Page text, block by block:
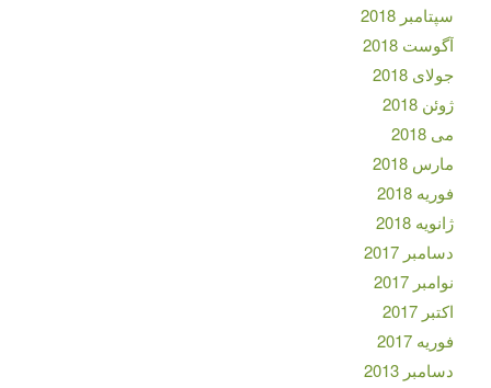
سپتامبر 2018
آگوست 2018
جولای 2018
ژوئن 2018
می 2018
مارس 2018
فوریه 2018
ژانویه 2018
دسامبر 2017
نوامبر 2017
اکتبر 2017
فوریه 2017
دسامبر 2013